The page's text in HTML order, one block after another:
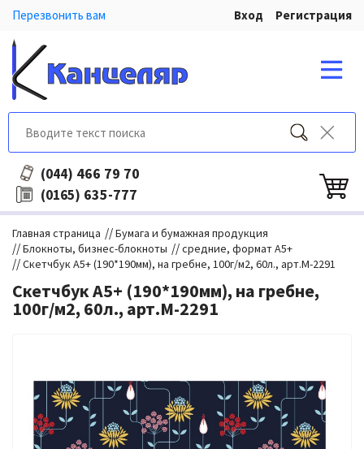
Перезвонить вам Вход Регистрация
(044) 466 79 70
(0165) 635-777
Главная страница //Бумага и бумажная продукция
//Блокноты, бизнес-блокноты //средние, формат А5+
//Скетчбук А5+ (190*190мм), на гребне, 100г/м2, 60л., арт.М-2291
Скетчбук А5+ (190*190мм), на гребне,
100г/м2, 60л., арт.М-2291